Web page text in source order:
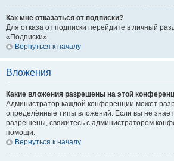
Как мне отказаться от подписки?
Для отказа от подписки перейдите в личный
«Подписки».
Вернуться к началу
Вложения
Какие вложения разрешены на этой
Администратор каждой конференции может
определённые типы вложений. Если вы не
разрешены, свяжитесь с администратором
помощи.
Вернуться к началу